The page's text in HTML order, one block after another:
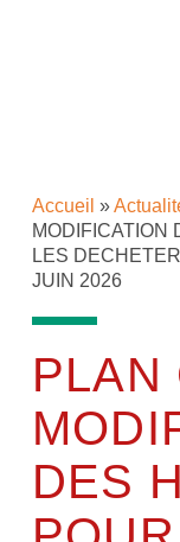
Accueil »
MODIFICATION
LES
JUIN 2026
PLAN
DES